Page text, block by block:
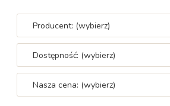
Producent: (wybierz)
Dostępność: (wybierz)
Nasza cena: (wybierz)